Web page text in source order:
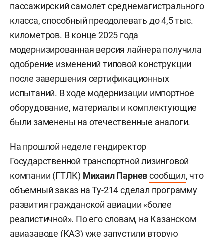
пассажирский самолет среднемагистрального
класса, способный преодолевать до 4,5 тыс.
километров. В конце 2025 года
модернизированная версия лайнера получила
одобрение изменений типовой конструкции
после завершения сертификационных
испытаний. В ходе модернизации импортное
оборудование, материалы и комплектующие
были заменены на отечественные аналоги.
На прошлой неделе гендиректор
Государственной транспортной лизинговой
компании (ГТЛК) Михаил Парневсообщил, что
объемный заказ на Ту-214 сделал программу
развития гражданской авиации «более
реалистичной». По его словам, на Казанском
авиазаводе (КАЗ) уже запустили вторую